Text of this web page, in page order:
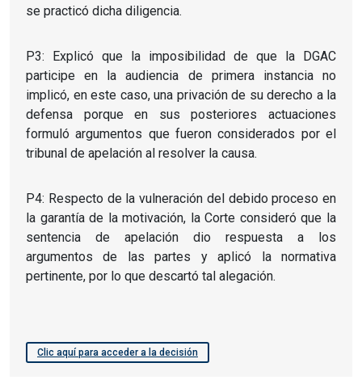
se practicó dicha diligencia.
P3: Explicó que la imposibilidad de que la DGAC
participe en la audiencia de primera instancia no
implicó, en este caso, una privación de su derecho a la
defensa porque en sus posteriores actuaciones
formuló argumentos que fueron considerados por el
tribunal de apelación al resolver la causa.
P4: Respecto de la vulneración del debido proceso en
la garantía de la motivación, la Corte consideró que la
sentencia de apelación dio respuesta a los
argumentos de las partes y aplicó la normativa
pertinente, por lo que descartó tal alegación.
Clic aquí para acceder a la decisión